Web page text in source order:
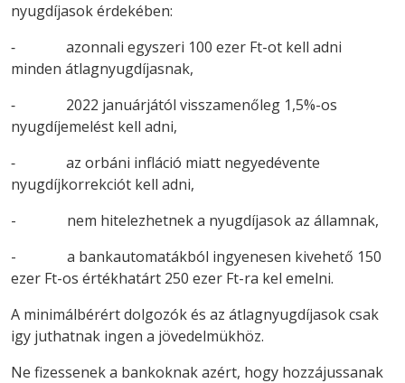
nyugdíjasok érdekében:
⁃ azonnali egyszeri 100 ezer Ft-ot kell adni
minden átlagnyugdíjasnak,
⁃ 2022 januárjától visszamenőleg 1,5%-os
nyugdíjemelést kell adni,
⁃ az orbáni infláció miatt negyedévente
nyugdíjkorrekciót kell adni,
- nem hitelezhetnek a nyugdíjasok az államnak,
- a bankautomatákból ingyenesen kivehető 150
ezer Ft-os értékhatárt 250 ezer Ft-ra kel emelni.
A minimálbérért dolgozók és az átlagnyugdíjasok csak
igy juthatnak ingen a jövedelmükhöz.
Ne fizessenek a bankoknak azért, hogy hozzájussanak